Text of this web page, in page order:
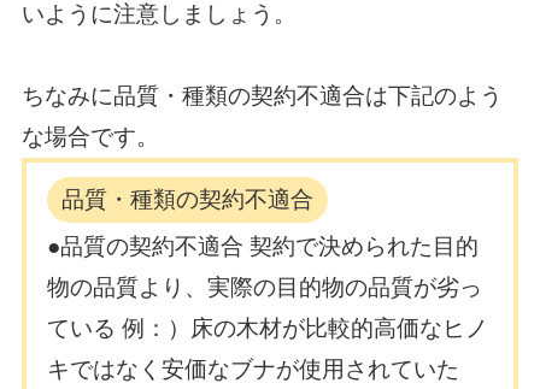
いように注意しましょう。
ちなみに品質・種類の契約不適合は下記のよう
な場合です。
品質・種類の契約不適合
●品質の契約不適合 契約で決められた目的
物の品質より、実際の目的物の品質が劣っ
ている 例：）床の木材が比較的高価なヒノ
キではなく安価なブナが使用されていた